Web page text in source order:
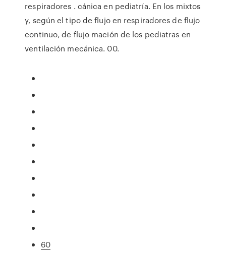
respiradores . cánica en pediatría. En los mixtos
y, según el tipo de flujo en respiradores de flujo
continuo, de flujo mación de los pediatras en
ventilación mecánica. 00.
60